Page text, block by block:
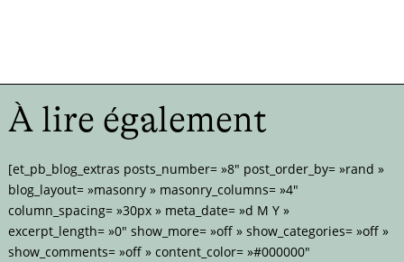
À lire également
[et_pb_blog_extras posts_number= »8″ post_order_by= »rand »
blog_layout= »masonry » masonry_columns= »4″
column_spacing= »30px » meta_date= »d M Y »
excerpt_length= »0″ show_more= »off » show_categories= »off »
show_comments= »off » content_color= »#000000″